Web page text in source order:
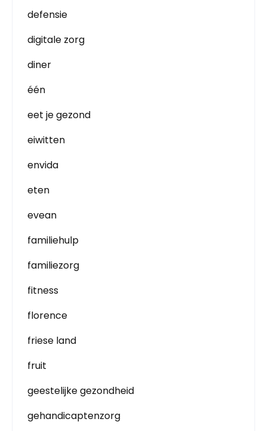
defensie
digitale zorg
diner
één
eet je gezond
eiwitten
envida
eten
evean
familiehulp
familiezorg
fitness
florence
friese land
fruit
geestelijke gezondheid
gehandicaptenzorg